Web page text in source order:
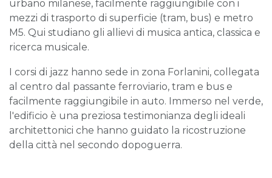
urbano milanese, facilmente raggiungibile con i
mezzi di trasporto di superficie (tram, bus) e metro
M5. Qui studiano gli allievi di musica antica, classica e
ricerca musicale.
I corsi di jazz hanno sede in zona Forlanini, collegata
al centro dal passante ferroviario, tram e bus e
facilmente raggiungibile in auto. Immerso nel verde,
l'edificio è una preziosa testimonianza degli ideali
architettonici che hanno guidato la ricostruzione
della città nel secondo dopoguerra.